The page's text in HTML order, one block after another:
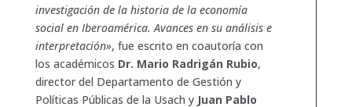
investigación de la historia de la economía
social en Iberoamérica. Avances en su análisis e
interpretación», fue escrito en coautoría con
los académicos Dr. Mario Radrigán Rubio,
director del Departamento de Gestión y
Políticas Públicas de la Usach yJuan Pablo